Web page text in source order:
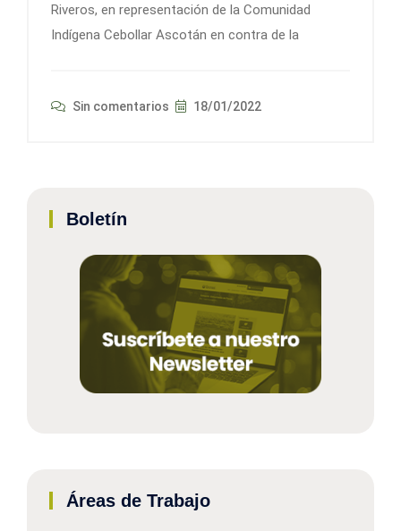
Riveros, en representación de la Comunidad
Indígena Cebollar Ascotán en contra de la
Sin comentarios 18/01/2022
Boletín
Áreas de Trabajo